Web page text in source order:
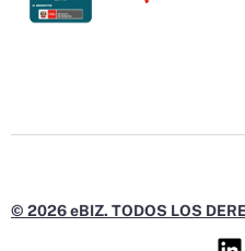
© 2026 eBIZ. TODOS LOS
L